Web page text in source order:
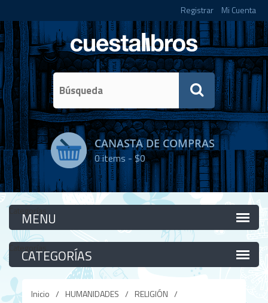
Registrar Mi Cuenta
CANASTA DE COMPRAS
0items -$0
Categorías
Categorías
Inicio / HUMANIDADES / RELIGIÓN /